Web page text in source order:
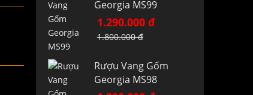
Georgia MS99
1.290.000 đ
1.800.000 đ
Rượu Vang Gốm
Georgia MS98